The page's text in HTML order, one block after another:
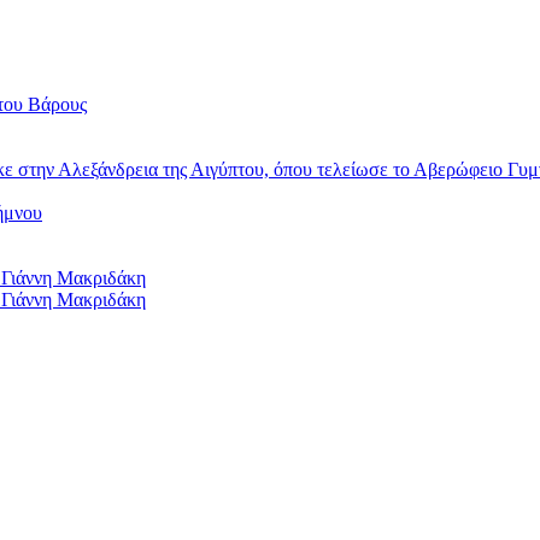
Βάρους
Αλεξάνδρεια της Αιγύπτου, όπου τελείωσε το Αβερώφειο
Μακριδάκη
Μακριδάκη